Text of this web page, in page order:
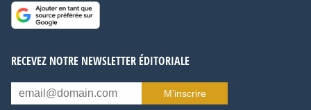
RECEVEZ NOTRE NEWSLETTER ÉDITORIALE
M’inscrire